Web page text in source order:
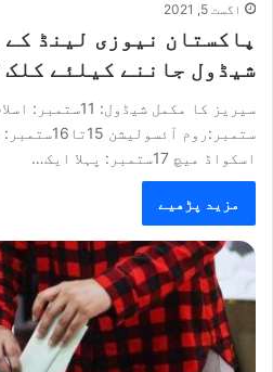
اگست 5, 2021
پاکستان نیوزی لینڈ
شیڈول جاننے کیلئے کلک
ستمبر:روم
اسکواڈ میچ 17ستمبر: پہلا ایک…
مزید پڑھیے